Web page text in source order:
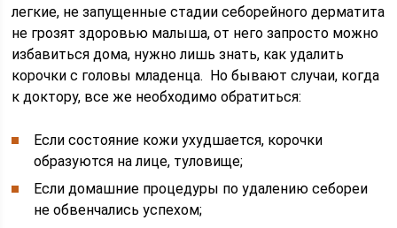
легкие, не запущенные стадии себорейного дерматита
не грозят здоровью малыша, от него запросто можно
избавиться дома, нужно лишь знать, как удалить
корочки с головы младенца. Но бывают случаи, когда
к доктору, все же необходимо обратиться:
Если состояние кожи ухудшается, корочки
образуются на лице, туловище;
Если домашние процедуры по удалению себореи
не обвенчались успехом;